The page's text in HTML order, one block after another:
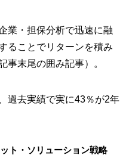
業・担保分析で迅速に融
ることでリターンを積み
事末尾の囲み記事）。
過去実績で実に43％が2年
ト・ソリューション戦略